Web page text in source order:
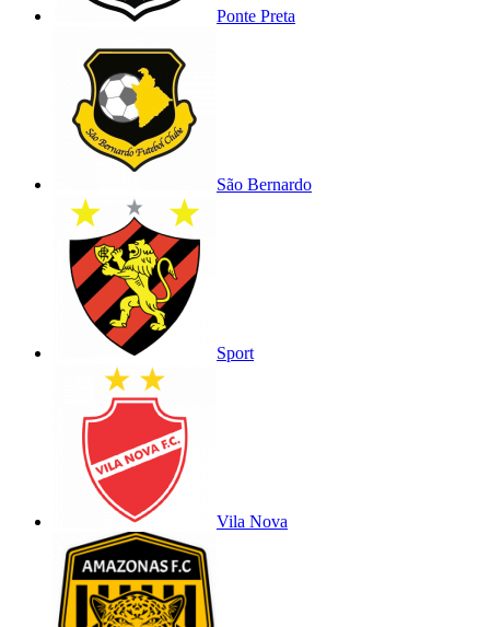
Ponte Preta
São Bernardo
Sport
Vila Nova